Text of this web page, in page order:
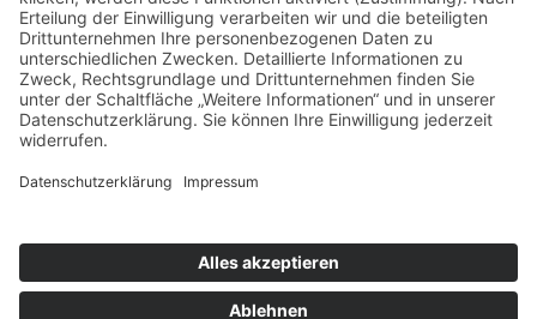
Kontakt
Impressum
Datenschutzerklärung
Mitgliederbereich
Umsetzung:
Suche